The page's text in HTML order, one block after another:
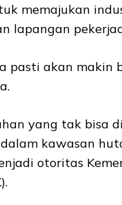
memajukan
lapangan
pasti akan
yang tak bisa
kawasan
otoritas